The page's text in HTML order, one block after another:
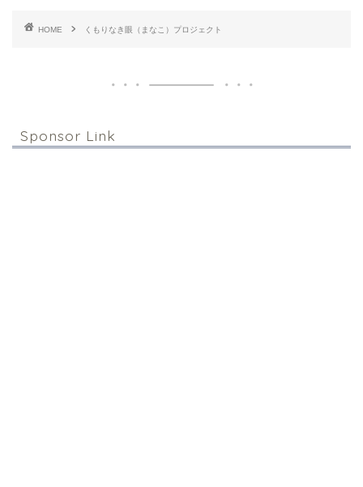
HOME くもりなき眼（まなこ）プロジェクト
Sponsor Link